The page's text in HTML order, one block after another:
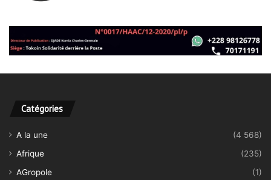
Catégories
A la une
(4 568)
Afrique
(235)
AGropole
(1)